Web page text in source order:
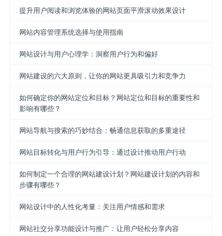
提升用户阅读和浏览体验的网站页面平滑滚动效果设计
网站内容管理系统选择与使用指南
网站设计与用户心理学：洞察用户行为和偏好
网站建设的六大原则，让你的网站更具吸引力和竞争力
如何确定你的网站定位和目标？网站定位和目标的重要性和
影响有哪些？
网站导航与搜索的巧妙结合：畅通信息获取的多重途径
网站目标转化与用户行为引导：通过设计推动用户行动
如何制定一个合理的网站建设计划？网站建设计划的内容和
步骤有哪些？
网站设计中的人性化考量：关注用户情感和需求
网站社交分享功能设计与推广：让用户轻松分享内容